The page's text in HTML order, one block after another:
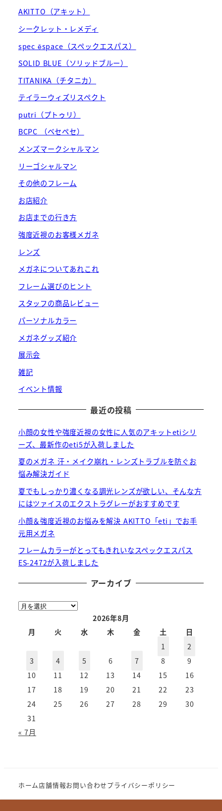
AKITTO（アキット）
シークレット・レメディ
spec ēspace（スペックエスパス）
SOLID BLUE（ソリッドブルー）
TITANIKA（チタニカ）
テイラーウィズリスペクト
putri（プトゥリ）
BCPC （ベセペセ）
メンズマークシャルマン
リーゴシャルマン
その他のフレーム
お店紹介
お店までの行き方
強度近視のお客様メガネ
レンズ
メガネについてあれこれ
フレーム選びのヒント
スタッフの商品レビュー
パーソナルカラー
メガネグッズ紹介
展示会
雑記
イベント情報
最近の投稿
小顔の女性や強度近視の女性に人気のアキットetiシリ
ーズ、最新作のeti5が入荷しました
夏のメガネ 汗・メイク崩れ・レンズトラブルを防ぐお
悩み解決ガイド
夏でもしっかり濃くなる調光レンズが欲しい、そんな方
にはツァイスのエクストラグレーがおすすめです
小顔＆強度近視のお悩みを解決 AKITTO「eti」でお手
元用メガネ
フレームカラーがとってもきれいなスペックエスパス
ES-2472が入荷しました
アーカイブ
ア
2026年8月
月
火 水 木 金 土
日
1
2
3
4 5 6 7 8
9
10
11 12 13 14 15
16
17
18 19 20 21 22
23
24
25 26 27 28 29
30
31
« 7月
ホーム店舗情報お問い合わせプライバシーポリシー